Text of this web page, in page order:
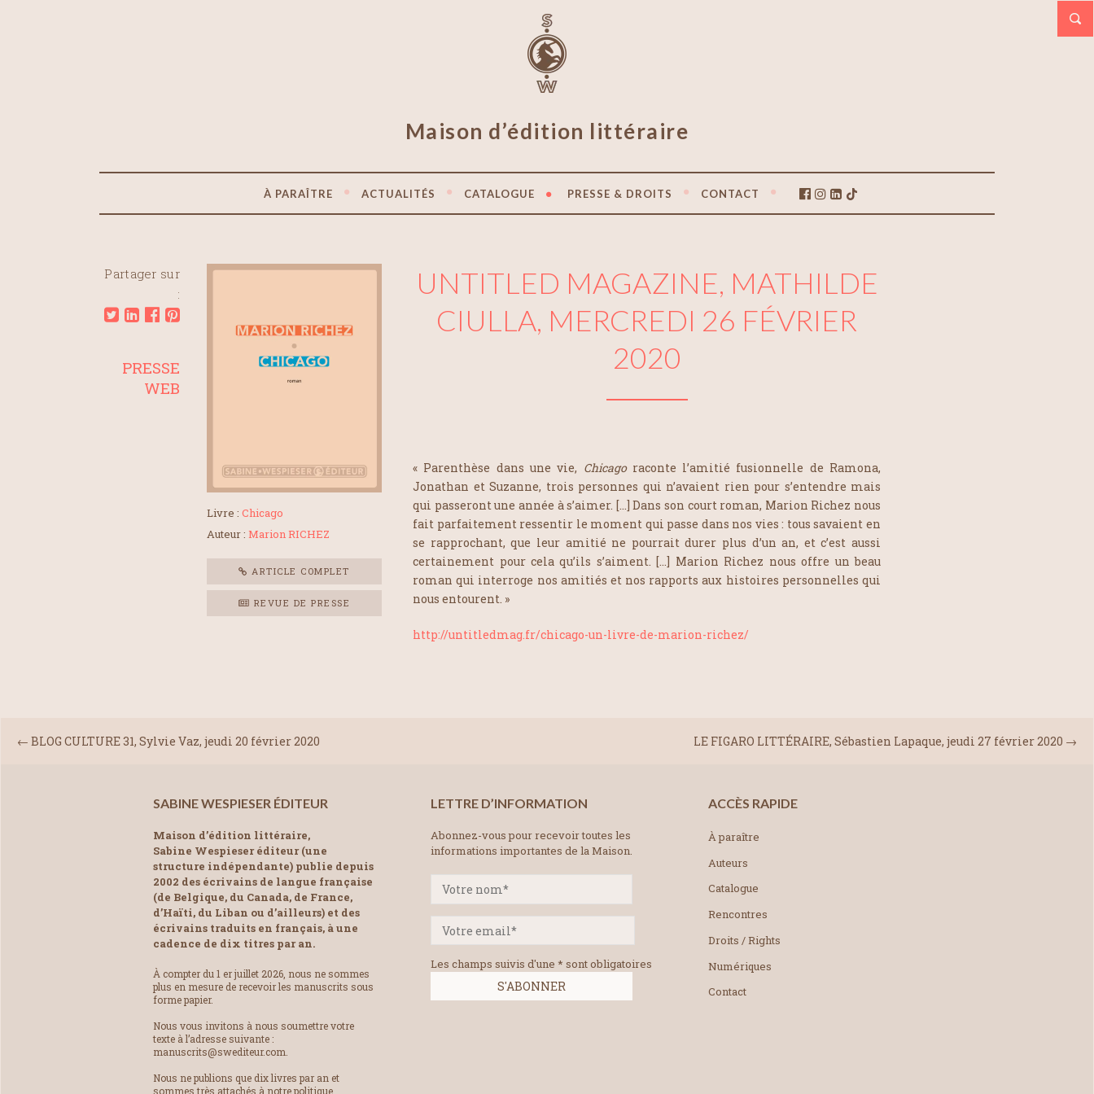
Maison d’édition littéraire
À PARAÎTRE ACTUALITÉS CATALOGUE PRESSE & DROITS CONTACT
Partager sur
:
Livre : Chicago
Auteur : Marion RICHEZ
ARTICLE COMPLET
REVUE DE PRESSE
UNTITLED MAGAZINE, MATHILDE
CIULLA, MERCREDI 26 FÉVRIER
2020
« Parenthèse dans une vie, Chicago raconte l’amitié fusionnelle de Ramona,
Jonathan et Suzanne, trois personnes qui n’avaient rien pour s’entendre mais
qui passeront une année à s’aimer. […] Dans son court roman, Marion Richez nous
fait parfaitement ressentir le moment qui passe dans nos vies : tous savaient en
se rapprochant, que leur amitié ne pourrait durer plus d’un an, et c’est aussi
certainement pour cela qu’ils s’aiment. […] Marion Richez nous offre un beau
roman qui interroge nos amitiés et nos rapports aux histoires personnelles qui
nous entourent. »
http://untitledmag.fr/chicago-un-livre-de-marion-richez/
PRESSE
WEB
LE FIGARO LITTÉRAIRE, Sébastien Lapaque, jeudi 27 février 2020 →
← BLOG CULTURE 31, Sylvie Vaz, jeudi 20 février 2020
SABINE WESPIESER ÉDITEUR
Maison d’édition littéraire,
Sabine Wespieser éditeur (une
structure indépendante) publie depuis
2002 des écrivains de langue française
(de Belgique, du Canada, de France,
d’Haïti, du Liban ou d’ailleurs) et des
écrivains traduits en français, à une
cadence de dix titres par an.
À compter du 1 er juillet 2026, nous ne sommes
plus en mesure de recevoir les manuscrits sous
forme papier.
Nous vous invitons à nous soumettre votre
texte à l’adresse suivante :
manuscrits@swediteur.com.
Nous ne publions que dix livres par an et
sommes très attachés à notre politique
LETTRE D’INFORMATION
Abonnez-vous pour recevoir toutes les
informations importantes de la Maison.
Les champs suivis d'une * sont obligatoires
ACCÈS RAPIDE
À paraître
Auteurs
Catalogue
Rencontres
Droits / Rights
Numériques
Contact